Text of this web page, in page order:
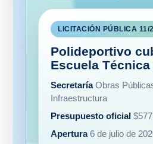
Polideportivo
Escuela Técnica
Secretaría Obras
Infraestructura
Presupuesto oficial
Consulta de pliegos
03/07/2026 en la